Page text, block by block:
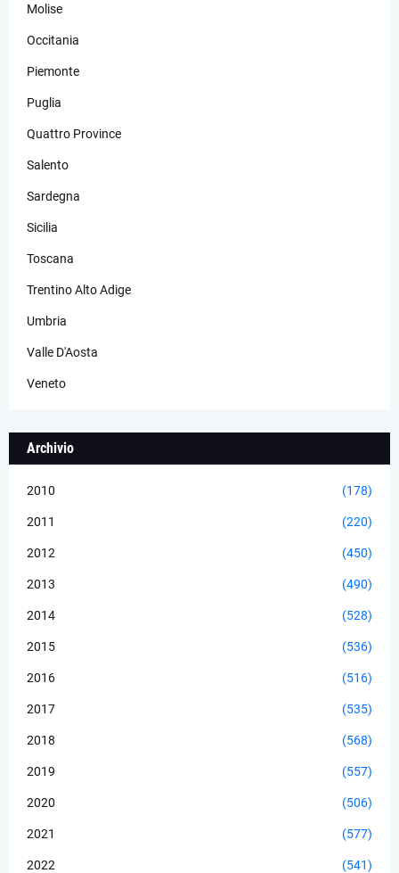
Molise
Occitania
Piemonte
Puglia
Quattro Province
Salento
Sardegna
Sicilia
Toscana
Trentino Alto Adige
Umbria
Valle D'Aosta
Veneto
Archivio
2010 (178)
2011 (220)
2012 (450)
2013 (490)
2014 (528)
2015 (536)
2016 (516)
2017 (535)
2018 (568)
2019 (557)
2020 (506)
2021 (577)
2022 (541)